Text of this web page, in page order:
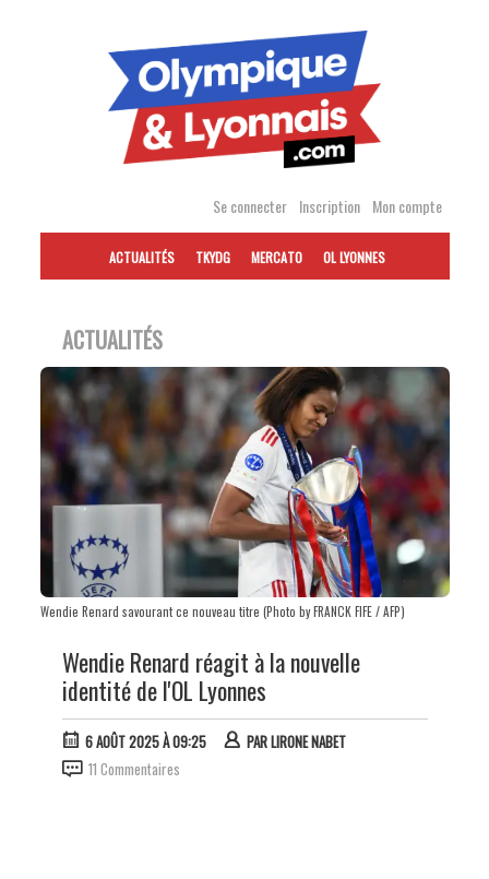
Se connecter Inscription Mon compte
ACTUALITÉS TKYDG MERCATO OL LYONNES
ACTUALITÉS
Wendie Renard savourant ce nouveau titre (Photo by FRANCK FIFE / AFP)
Wendie Renard réagit à la nouvelle
identité de l'OL Lyonnes
6 AOÛT 2025 À 09:25 PARLIRONE NABET
11 Commentaires